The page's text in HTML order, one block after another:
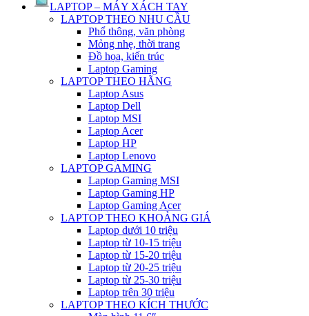
LAPTOP – MÁY XÁCH TAY
LAPTOP THEO NHU CẦU
Phổ thông, văn phòng
Mỏng nhẹ, thời trang
Đồ họa, kiến trúc
Laptop Gaming
LAPTOP THEO HÃNG
Laptop Asus
Laptop Dell
Laptop MSI
Laptop Acer
Laptop HP
Laptop Lenovo
LAPTOP GAMING
Laptop Gaming MSI
Laptop Gaming HP
Laptop Gaming Acer
LAPTOP THEO KHOẢNG GIÁ
Laptop dưới 10 triệu
Laptop từ 10-15 triệu
Laptop từ 15-20 triệu
Laptop từ 20-25 triệu
Laptop từ 25-30 triệu
Laptop trên 30 triệu
LAPTOP THEO KÍCH THƯỚC